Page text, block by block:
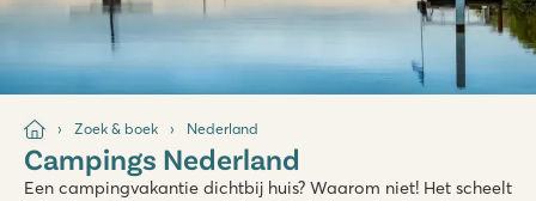
Zoek & boek Nederland
Campings Nederland
Een campingvakantie dichtbij huis? Waarom niet! Het scheelt